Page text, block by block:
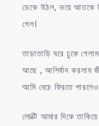
ডেকে উঠল, ভয়ে আতকে
গেল।
তাড়াতাড়ি ঘরে ঢুকে
আছে , আশির্বাদ করলাম
আমি বেচে ফিরতে পারলেও
লোক্টি আমার দিকে